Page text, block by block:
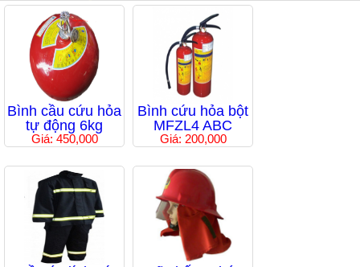
Bình cầu cứu hỏa
tự động 6kg
Giá: 450,000
Bình cứu hỏa bột
MFZL4 ABC
Giá: 200,000